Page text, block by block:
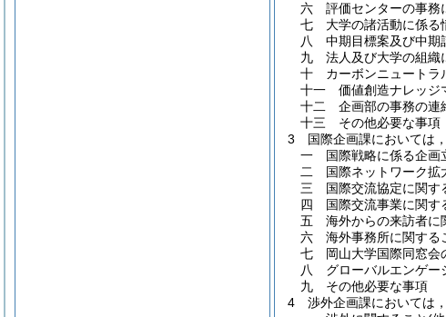
六
評価センターの事務
七
大学の諸活動に係る
八
中期目標案及び中期
九
法人及び大学の組織
十
カーボンニュートラ
十一
価値創造ナレッジ
十二
企画部の事務の連
十三
その他必要な事項
3
国際企画課においては
一
国際戦略に係る企画
二
国際ネットワーク拡
三
国際交流協定に関す
四
国際交流事業に関す
五
海外からの来訪者に
六
海外事務所に関する
七
岡山大学国際同窓会
八
グローバルエンゲー
九
その他必要な事項
4
渉外企画課においては